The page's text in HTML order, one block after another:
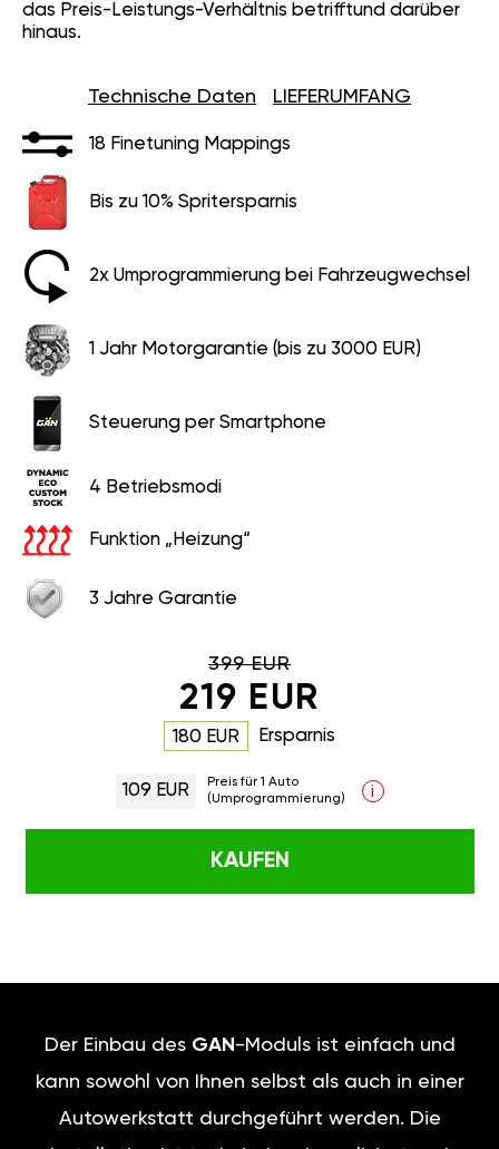
das Preis-Leistungs-Verhältnis betrifftund darüber
hinaus.
Technische Daten LIEFERUMFANG
18 Finetuning Mappings
Bis zu 10% Spritersparnis
2x Umprogrammierung bei Fahrzeugwechsel
1 Jahr Motorgarantie (bis zu 3000 EUR)
Steuerung per Smartphone
4 Betriebsmodi
Funktion „Heizung“
3 Jahre Garantie
399 EUR
219 EUR
180 EUR Ersparnis
109 EUR
Preis für 1 Auto
(Umprogrammierung)
i
KAUFEN
Der Einbau des GAN -Moduls ist einfach und
kann sowohl von Ihnen selbst als auch in einer
Autowerkstatt durchgeführt werden. Die